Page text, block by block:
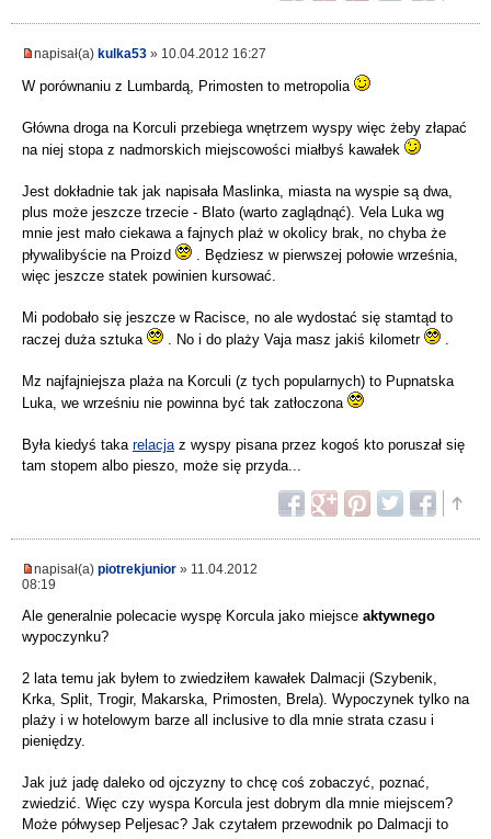
napisał(a) kulka53 » 10.04.2012 16:27
W porównaniu z Lumbardą, Primosten to metropolia
Główna droga na Korculi przebiega wnętrzem wyspy więc żeby złapać
na niej stopa z nadmorskich miejscowości miałbyś kawałek
Jest dokładnie tak jak napisała Maslinka, miasta na wyspie są dwa,
plus może jeszcze trzecie - Blato (warto zaglądnąć). Vela Luka wg
mnie jest mało ciekawa a fajnych plaż w okolicy brak, no chyba że
pływalibyście na Proizd
. Będziesz w pierwszej połowie września,
więc jeszcze statek powinien kursować.
Mi podobało się jeszcze w Racisce, no ale wydostać się stamtąd to
raczej duża sztuka
. No i do plaży Vaja masz jakiś kilometr
Mz najfajniejsza plaża na Korculi (z tych popularnych) to Pupnatska
Luka, we wrześniu nie powinna być tak zatłoczona
Była kiedyś taka relacja z wyspy pisana przez kogoś kto poruszał się
tam stopem albo pieszo, może się przyda...
napisał(a) piotrekjunior » 11.04.2012
08:19
Ale generalnie polecacie wyspę Korcula jako miejsce aktywnego
wypoczynku?
2 lata temu jak byłem to zwiedziłem kawałek Dalmacji (Szybenik,
Krka, Split, Trogir, Makarska, Primosten, Brela). Wypoczynek tylko na
plaży i w hotelowym barze all inclusive to dla mnie strata czasu i
pieniędzy.
Jak już jadę daleko od ojczyzny to chcę coś zobaczyć, poznać,
zwiedzić. Więc czy wyspa Korcula jest dobrym dla mnie miejscem?
Może półwysep Peljesac? Jak czytałem przewodnik po Dalmacji to